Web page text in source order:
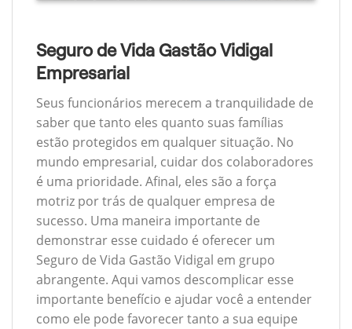
Seguro de Vida Gastão Vidigal
Empresarial
Seus funcionários merecem a tranquilidade de
saber que tanto eles quanto suas famílias
estão protegidos em qualquer situação. No
mundo empresarial, cuidar dos colaboradores
é uma prioridade. Afinal, eles são a força
motriz por trás de qualquer empresa de
sucesso. Uma maneira importante de
demonstrar esse cuidado é oferecer um
Seguro de Vida Gastão Vidigal em grupo
abrangente. Aqui vamos descomplicar esse
importante benefício e ajudar você a entender
como ele pode favorecer tanto a sua equipe